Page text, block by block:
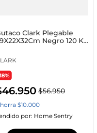
Clark Plegable
Negro 120 Kg
46.950 $56.950
$10.000
por: Home Sentry